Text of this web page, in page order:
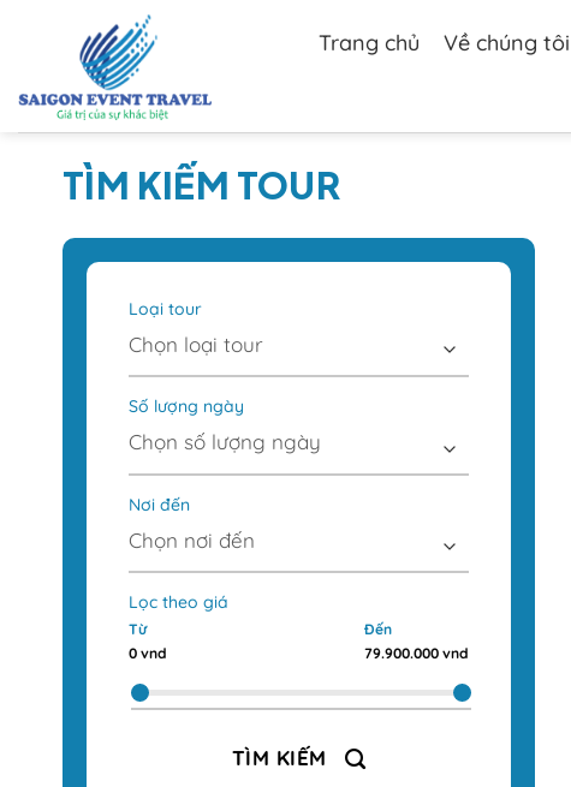
dung
Trang chủ Về chúng tôi
TÌM KIẾM TOUR
Loại tour
Số lượng ngày
Nơi đến
Lọc theo giá
Từ
0 vnd
Đến
79.900.000 vnd
TÌM KIẾM